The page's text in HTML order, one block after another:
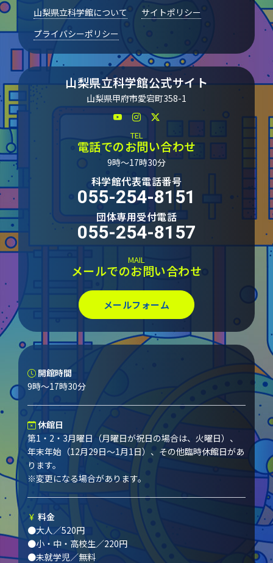
山梨県立科学館について
サイトポリシー
プライバシーポリシー
山梨県立科学館公式サイト
山梨県甲府市愛宕町358-1
TEL
電話でのお問い合わせ
9時～17時30分
科学館代表電話番号
055-254-8151
団体専用受付電話
055-254-8157
MAIL
メールでのお問い合わせ
メールフォーム
開館時間
9時～17時30分
休館日
第1・2・3月曜日（月曜日が祝日の場合は、火曜日）、
年末年始（12月29日～1月1日）、その他臨時休館日があ
ります。
※変更になる場合があります。
料金
●大人／520円
●小・中・高校生／220円
●未就学児／無料